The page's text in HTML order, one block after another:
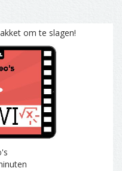
om te slagen!